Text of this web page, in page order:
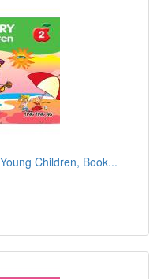
Children, Book...